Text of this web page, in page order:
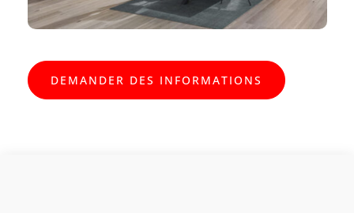
DEMANDER DES INFORMATIONS